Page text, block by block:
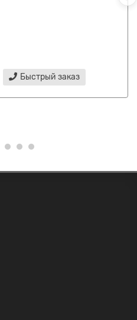
Быстрый заказ